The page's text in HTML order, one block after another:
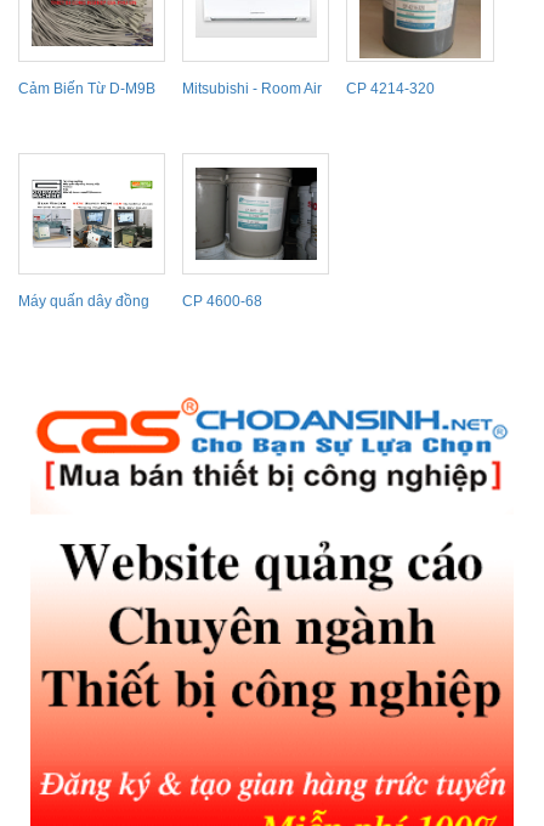
Cảm Biến Từ D-M9B
Mitsubishi - Room Air
CP 4214-320
Máy quấn dây đồng
CP 4600-68